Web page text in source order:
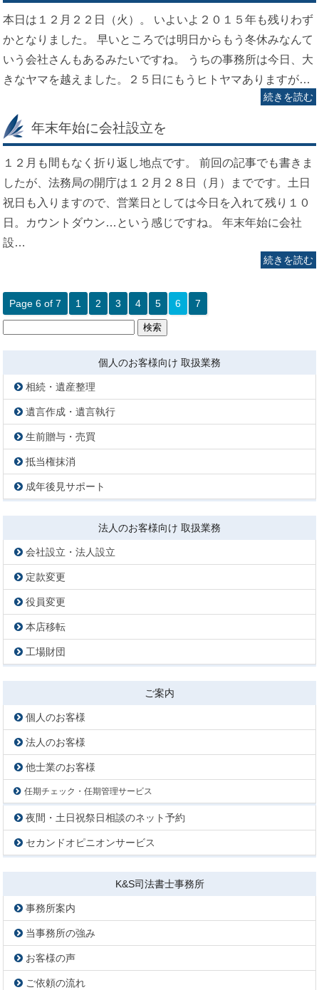
本日は１２月２２日（火）。 いよいよ２０１５年も残りわず
かとなりました。 早いところでは明日からもう冬休みなんて
いう会社さんもあるみたいですね。 うちの事務所は今日、大
きなヤマを越えました。２５日にもうヒトヤマありますが…
続きを読む
年末年始に会社設立を
１２月も間もなく折り返し地点です。 前回の記事でも書きま
したが、法務局の開庁は１２月２８日（月）までです。土日
祝日も入りますので、営業日としては今日を入れて残り１０
日。カウントダウン…という感じですね。 年末年始に会社
設…
続きを読む
Page 6 of 7 1 2 3 4 5 6 7
検
索:
個人のお客様向け 取扱業務
相続・遺産整理
遺言作成・遺言執行
生前贈与・売買
抵当権抹消
成年後見サポート
法人のお客様向け 取扱業務
会社設立・法人設立
定款変更
役員変更
本店移転
工場財団
ご案内
個人のお客様
法人のお客様
他士業のお客様
任期チェック・任期管理サービス
夜間・土日祝祭日相談のネット予約
セカンドオピニオンサービス
K&S司法書士事務所
事務所案内
当事務所の強み
お客様の声
ご依頼の流れ